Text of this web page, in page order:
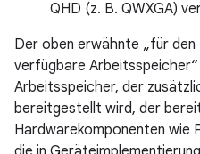
QHD (z. B. QWXGA)
Der oben erwähnte „für den
verfügbare
Arbeitsspeicher, der
bereitgestellt wird, der
Hardwarekomponenten wie